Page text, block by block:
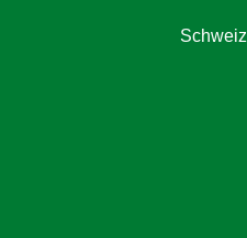
Schweiz